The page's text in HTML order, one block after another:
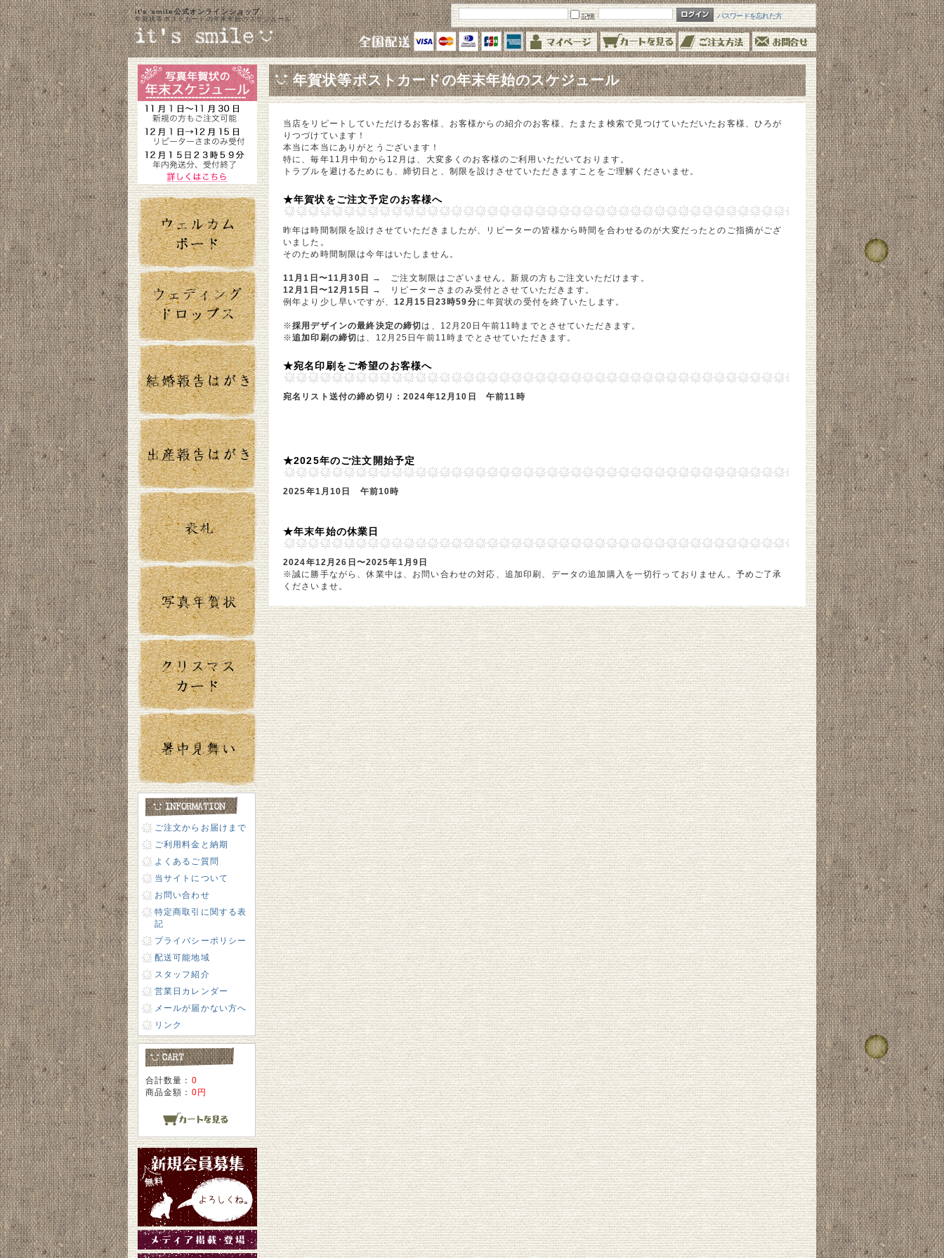
it's smile公式オンラインショップ
年賀状等ポストカードの年末年始のスケジュール 記憶 パスワードを忘れた方
ご注文からお届けまで
ご利用料金と納期
よくあるご質問
当サイトについて
お問い合わせ
特定商取引に関する表
記
プライバシーポリシー
配送可能地域
スタッフ紹介
営業日カレンダー
メールが届かない方へ
リンク
合計数量： 0
商品金額： 0円
年賀状等ポストカードの年末年始のスケジュール
当店をリピートしていただけるお客様、お客様からの紹介のお客様、たまたま検索で見つけていただいたお客様、ひろが
りつづけています！
本当に本当にありがとうございます！
特に、毎年11月中旬から12月は、大変多くのお客様のご利用いただいております。
トラブルを避けるためにも、締切日と、制限を設けさせていただきますことをご理解くださいませ。
★年賀状をご注文予定のお客様へ
昨年は時間制限を設けさせていただきましたが、リピーターの皆様から時間を合わせるのが大変だったとのご指摘がござ
いました。
そのため時間制限は今年はいたしません。
11月1日〜11月30日
→ ご注文制限はございません。新規の方もご注文いただけます。
12月1日〜12月15日
→ リピーターさまのみ受付とさせていただきます。
例年より少し早いですが、 12月15日23時59分に年賀状の受付を終了いたします。
※採用デザインの最終決定の締切は、12月20日午前11時までとさせていただきます。
※追加印刷の締切は、12月25日午前11時までとさせていただきます。
★宛名印刷をご希望のお客様へ
宛名リスト送付の締め切り：2024年12月10日 午前11時
★2025年のご注文開始予定
2025年1月10日 午前10時
★年末年始の休業日
2024年12月26日〜2025年1月9日
※誠に勝手ながら、休業中は、お問い合わせの対応、追加印刷、データの追加購入を一切行っておりません。予めご了承
くださいませ。